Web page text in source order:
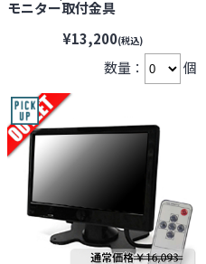
モニター取付金具
【VESA100mm】【防犯カメ
ラ】【監視カメラ】【セキュ
リティーカメラ】
¥13,200(税込)
数量： 個